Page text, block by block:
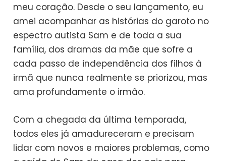
meu coração. Desde o seu lançamento, eu
amei acompanhar as histórias do garoto no
espectro autista Sam e de toda a sua
família, dos dramas da mãe que sofre a
cada passo de independência dos filhos à
irmã que nunca realmente se priorizou, mas
ama profundamente o irmão.
Com a chegada da última temporada,
todos eles já amadureceram e precisam
lidar com novos e maiores problemas, como